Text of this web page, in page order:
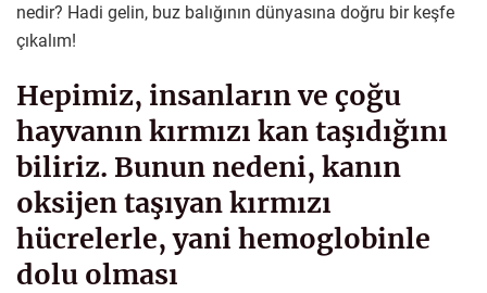
nedir? Hadi gelin, buz balığının dünyasına doğru bir keşfe
çıkalım!
Hepimiz, insanların ve çoğu
hayvanın kırmızı kan taşıdığını
biliriz. Bunun nedeni, kanın
oksijen taşıyan kırmızı
hücrelerle, yani hemoglobinle
dolu olması